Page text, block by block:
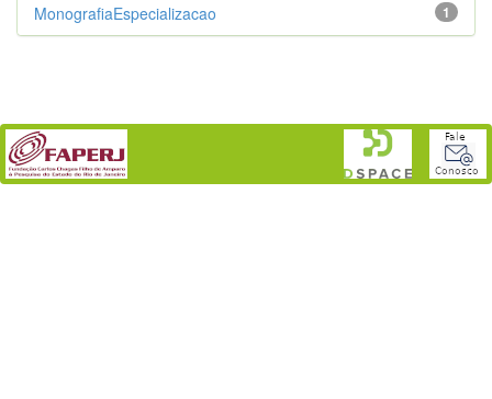
1
MonografiaEspecializacao